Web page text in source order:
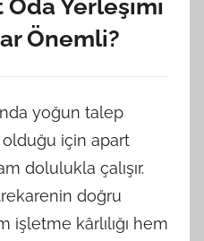
Oda Yerleşimi
Önemli?
yoğun talep
için apart
dolulukla çalışır.
doğru
kârlılığı hem